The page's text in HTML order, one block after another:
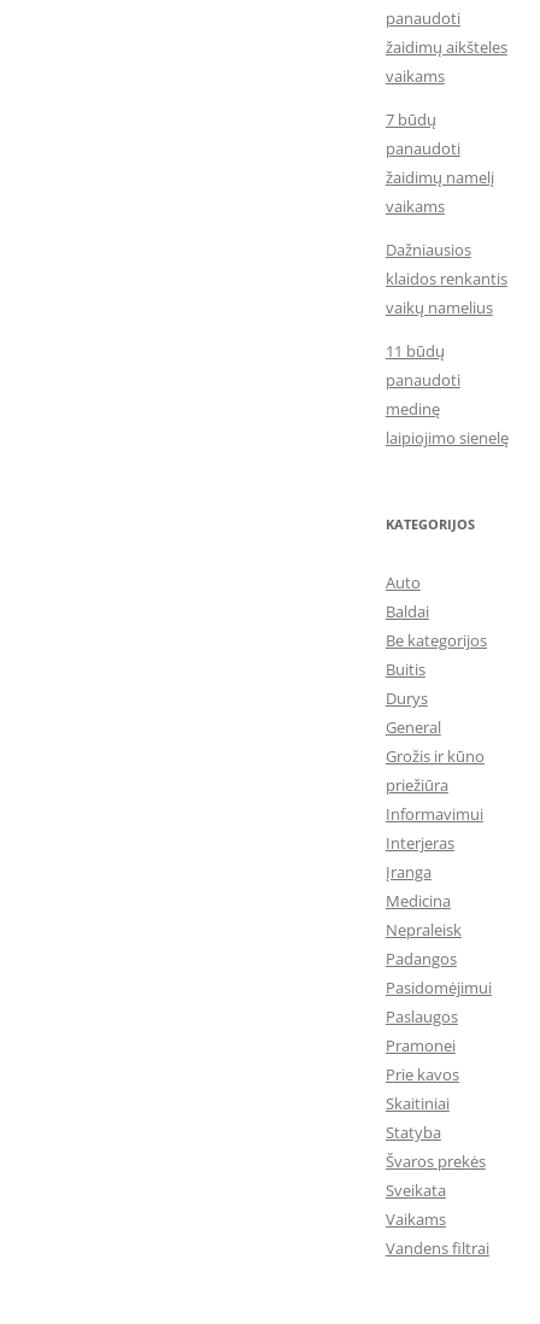
panaudoti
žaidimų aikšteles
vaikams
7 būdų
panaudoti
žaidimų namelį
vaikams
Dažniausios
klaidos renkantis
vaikų namelius
11 būdų
panaudoti
medinę
laipiojimo sienelę
KATEGORIJOS
Auto
Baldai
Be kategorijos
Buitis
Durys
General
Grožis ir kūno
priežiūra
Informavimui
Interjeras
Įranga
Medicina
Nepraleisk
Padangos
Pasidomėjimui
Paslaugos
Pramonei
Prie kavos
Skaitiniai
Statyba
Švaros prekės
Sveikata
Vaikams
Vandens filtrai